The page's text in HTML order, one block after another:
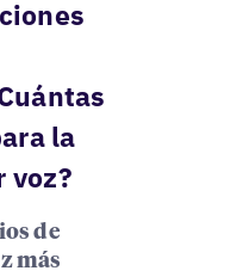
la
voz?
de
más